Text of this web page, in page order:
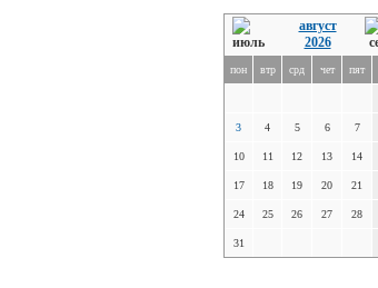
август
2026
пон втр срд чет пят
3 4 5 6 7
10 11 12 13 14
17 18 19 20 21
24 25 26 27 28
31